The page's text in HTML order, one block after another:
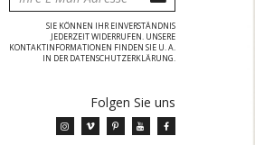
SIE KÖNNEN IHR EINVERSTÄNDNIS
JEDERZEIT WIDERRUFEN. UNSERE
KONTAKTINFORMATIONEN FINDEN SIE U. A.
IN DER DATENSCHUTZERKLÄRUNG.
Folgen Sie uns